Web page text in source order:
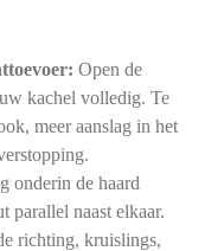
Open de
kachel volledig. Te
meer aanslag in het
onderin de haard
parallel naast elkaar.
richting, kruislings,